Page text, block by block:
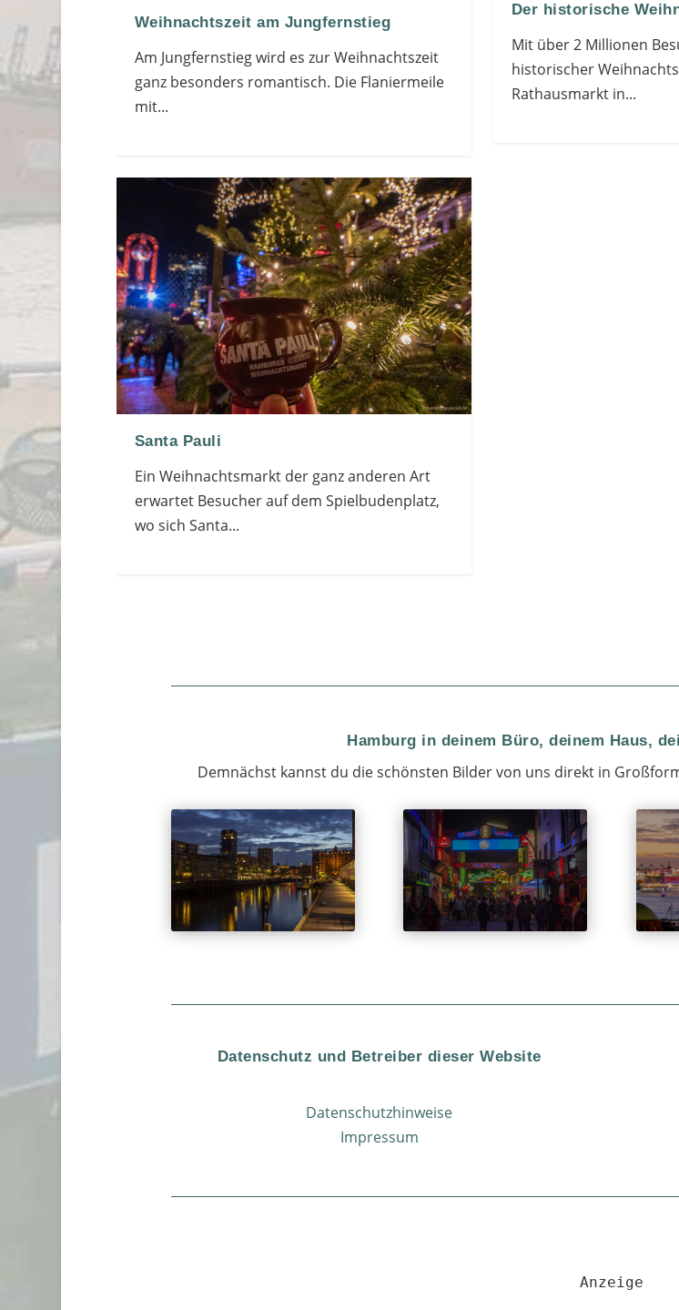
Weihnachtszeit am Jungfernstieg
Am Jungfernstieg wird es zur Weihnachtszeit
ganz besonders romantisch. Die Flaniermeile
mit...
Santa Pauli
Ein Weihnachtsmarkt der ganz anderen Art
erwartet Besucher auf dem Spielbudenplatz,
wo sich Santa...
Der historische
Mit über 2 Millionen
historischer
Rathausmarkt in...
Hamburg in deinem Büro, deinem Haus,
Demnächst kannst du die schönsten Bilder von uns direkt in
Datenschutz und Betreiber dieser Website
Datenschutzhinweise
Impressum
Anzeige